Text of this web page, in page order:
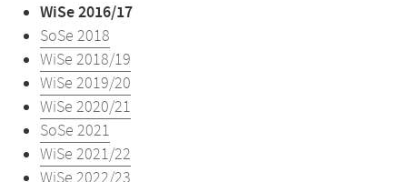
WiSe 2016/17
SoSe 2018
WiSe 2018/19
WiSe 2019/20
WiSe 2020/21
SoSe 2021
WiSe 2021/22